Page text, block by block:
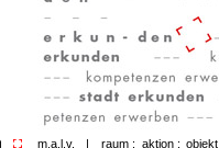
m.a.l.v. | raum : aktion : objekt